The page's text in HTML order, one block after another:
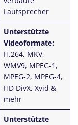
Lautsprecher
Unterstützte
Videoformate:
H.264, MKV,
WMV9, MPEG-1,
MPEG-2, MPEG-4,
HD DivX, Xvid &
mehr
Unterstützte